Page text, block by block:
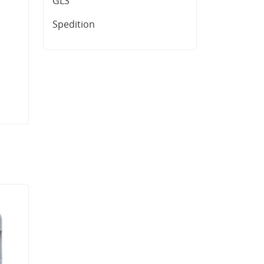
Spedition